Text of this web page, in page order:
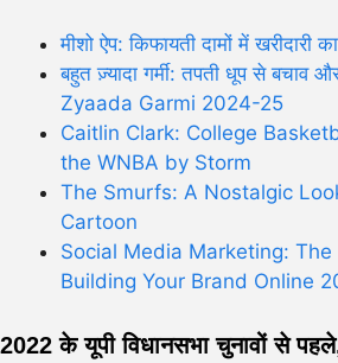
मीशो ऐप: किफायती दामों में खरीदारी
बहुत ज़्यादा गर्मी: तपती धूप से बचाव
Zyaada Garmi 2024-25
Caitlin Clark: College
the WNBA by Storm
The Smurfs: A Nostalgic
Cartoon
Social Media Marketing:
Building Your Brand Online
2022 के यूपी विधानसभा चुनावों से पहले,